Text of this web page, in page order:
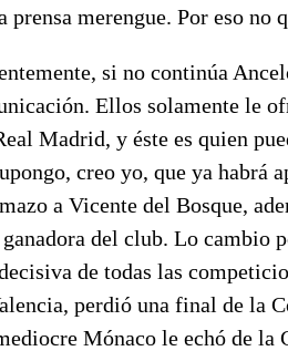
prensa merengue. Por eso no
si no continúa
Ellos solamente le
Madrid, y éste es quien
creo yo, que ya habrá
a Vicente del Bosque,
del club. Lo cambio
de todas las
perdió una final de la
Mónaco le echó de la